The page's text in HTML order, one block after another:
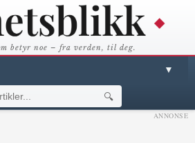
betyr noe – fra verden, til deg.
▼
🔍
ANNONSE